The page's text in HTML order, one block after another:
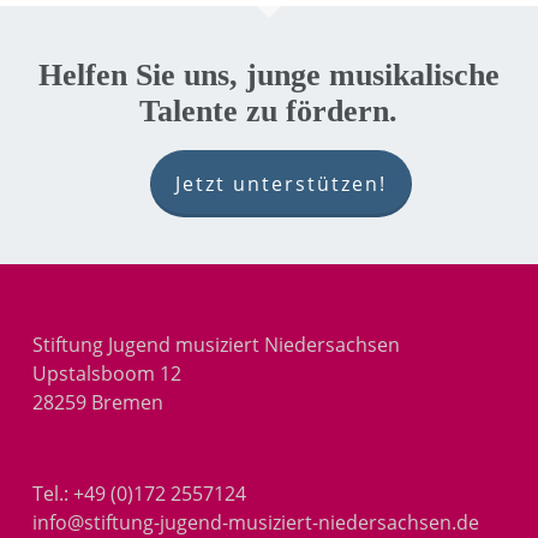
Helfen Sie uns, junge musikalische
Talente zu fördern.
Jetzt unterstützen!
Stiftung Jugend musiziert Niedersachsen
Upstalsboom 12
28259 Bremen
Tel.: +49 (0)172 2557124
info@stiftung-jugend-musiziert-niedersachsen.de